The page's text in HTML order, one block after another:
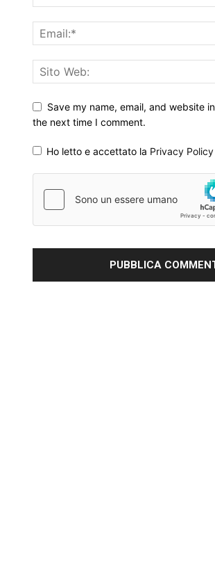
Save my name, email, and website
the next time I comment.
Ho letto e accettato la Privacy Policy